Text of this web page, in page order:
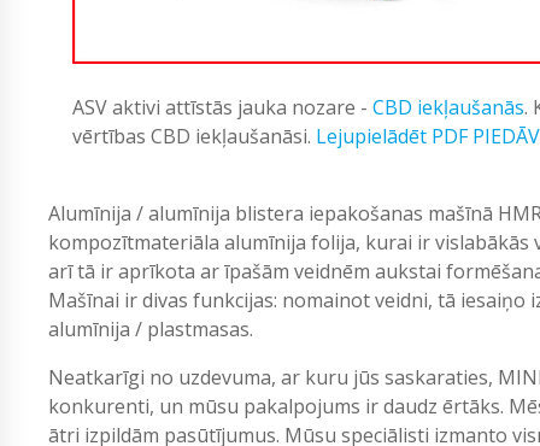
ASV aktivi attīstās jauka nozare - CBD iekļaušanās.
vērtības CBD iekļaušanāsi. Lejupielādēt PDF
Alumīnija / alumīnija blistera iepakošanas mašīnā
kompozītmateriāla alumīnija folija, kurai ir
arī tā ir aprīkota ar īpašām veidnēm aukstai
Mašīnai ir divas funkcijas: nomainot veidni, tā
alumīnija / plastmasas.
Neatkarīgi no uzdevuma, ar kuru jūs saskaraties,
konkurenti, un mūsu pakalpojums ir daudz ērtāks.
ātri izpildām pasūtījumus. Mūsu speciālisti izmanto